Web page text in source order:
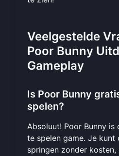
Veelgestelde
Poor Bunny
Gameplay
Is Poor Bunny
spelen?
Absoluut! Poor Bunny
te spelen game. Je
springen zonder